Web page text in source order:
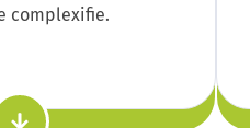
complexifie.